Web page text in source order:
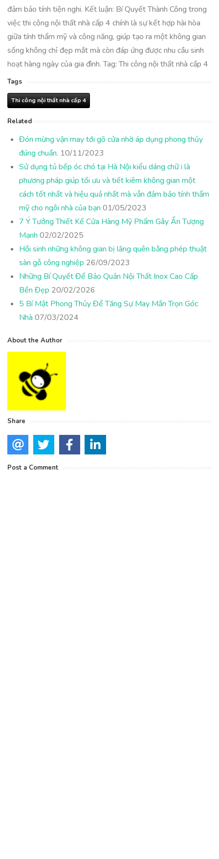
đảm bảo tính tiện nghi. Kết luận: Bí Quyết Thành Công trong
việc thi công nội thất nhà cấp 4 chính là sự kết hợp hài hòa
giữa tính thẩm mỹ và công năng, giúp tạo ra một không gian
sống không chỉ đẹp mắt mà còn đáp ứng được nhu cầu sinh
hoạt hàng ngày của gia đình. Tag: Thi công nội thất nhà cấp 4
Tags
Thi công nội thất nhà cấp 4
Related
Đón mừng vận may tới gõ cửa nhờ áp dụng phong thủy
đúng chuẩn. 10/11/2023
Sử dụng tủ bếp óc chó tại Hà Nội kiểu dáng chữ i là
phương pháp giúp tối ưu và tiết kiêm không gian một
cách tốt nhất và hiệu quả nhất mà vẫn đảm bảo tính thẩm
mỹ cho ngôi nhà của bạn 01/05/2023
7 Ý Tưởng Thiết Kế Cửa Hàng Mỹ Phẩm Gây Ấn Tượng
Mạnh 02/02/2025
Hồi sinh những không gian bị lãng quên bằng phép thuật
sàn gỗ công nghiệp 26/09/2023
Những Bí Quyết Để Bảo Quản Nội Thất Inox Cao Cấp
Bền Đẹp 20/02/2026
5 Bí Mật Phong Thủy Để Tăng Sự May Mắn Trọn Góc
Nhà 07/03/2024
About the Author
Share
Post a Comment